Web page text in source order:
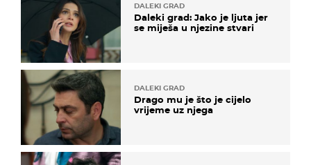
DALEKI GRAD
Daleki grad: Jako je ljuta jer
se miješa u njezine stvari
DALEKI GRAD
Drago mu je što je cijelo
vrijeme uz njega